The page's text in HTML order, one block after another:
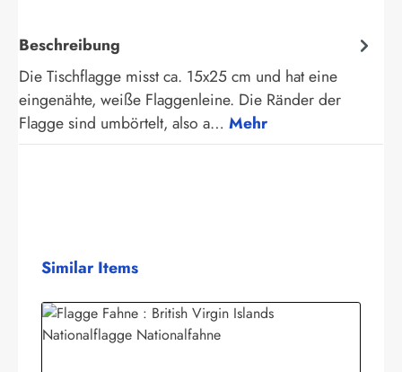
Beschreibung
Die Tischflagge misst ca. 15x25 cm und hat eine
eingenähte, weiße Flaggenleine. Die Ränder der
Flagge sind umbörtelt, also a… Mehr
Produktgalerie überspringen
Similar Items